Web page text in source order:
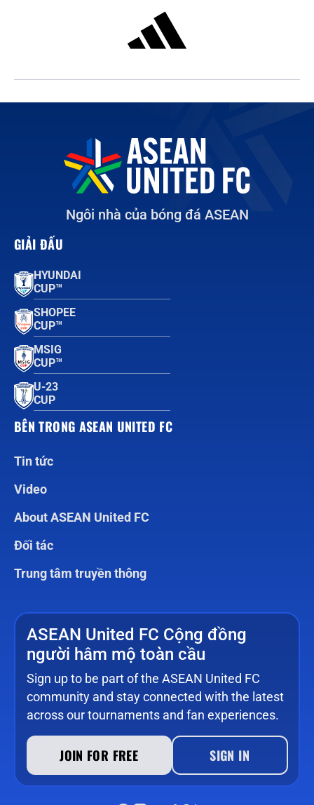
Ngôi nhà của bóng đá ASEAN
GIẢI ĐẤU
HYUNDAI
CUP™
SHOPEE
CUP™
MSIG
CUP™
U-23
CUP
BÊN TRONG ASEAN UNITED FC
Tin tức
Video
About ASEAN United FC
Đối tác
Trung tâm truyền thông
ASEAN United FC Cộng đồng
người hâm mộ toàn cầu
Sign up to be part of the ASEAN United FC
community and stay connected with the latest
across our tournaments and fan experiences.
JOIN FOR FREE SIGN IN